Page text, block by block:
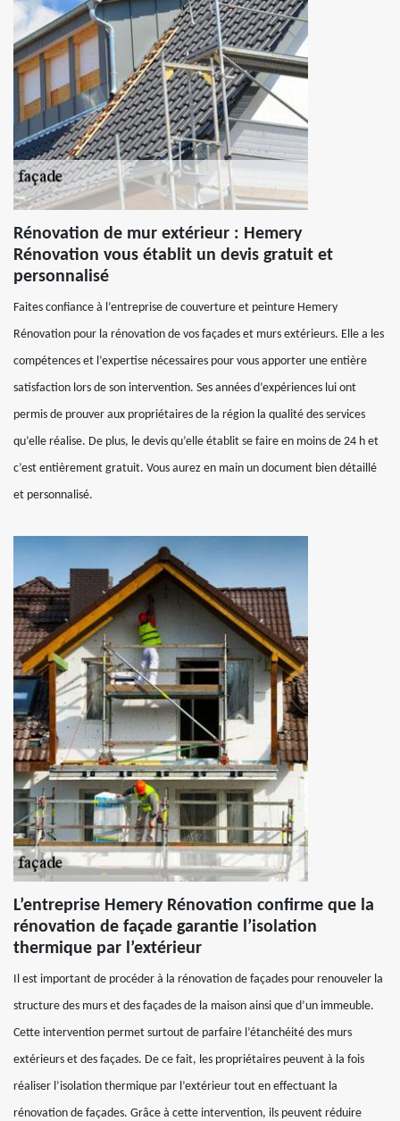
Rénovation de mur extérieur : Hemery
Rénovation vous établit un devis gratuit et
personnalisé
Faites confiance à l’entreprise de couverture et peinture Hemery
Rénovation pour la rénovation de vos façades et murs extérieurs. Elle a les
compétences et l’expertise nécessaires pour vous apporter une entière
satisfaction lors de son intervention. Ses années d’expériences lui ont
permis de prouver aux propriétaires de la région la qualité des services
qu’elle réalise. De plus, le devis qu’elle établit se faire en moins de 24 h et
c’est entièrement gratuit. Vous aurez en main un document bien détaillé
et personnalisé.
L’entreprise Hemery Rénovation confirme que la
rénovation de façade garantie l’isolation
thermique par l’extérieur
Il est important de procéder à la rénovation de façades pour renouveler la
structure des murs et des façades de la maison ainsi que d’un immeuble.
Cette intervention permet surtout de parfaire l’étanchéité des murs
extérieurs et des façades. De ce fait, les propriétaires peuvent à la fois
réaliser l’isolation thermique par l’extérieur tout en effectuant la
rénovation de façades. Grâce à cette intervention, ils peuvent réduire